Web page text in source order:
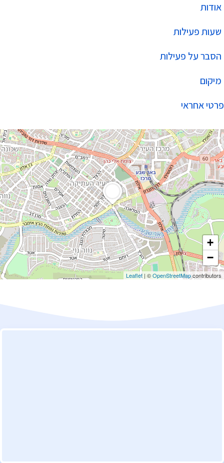
אודות
שעות פעילות
הסבר על פעילות
מיקום
פרטי אחראי
+
−
Leaflet | ©OpenStreetMapcontributors